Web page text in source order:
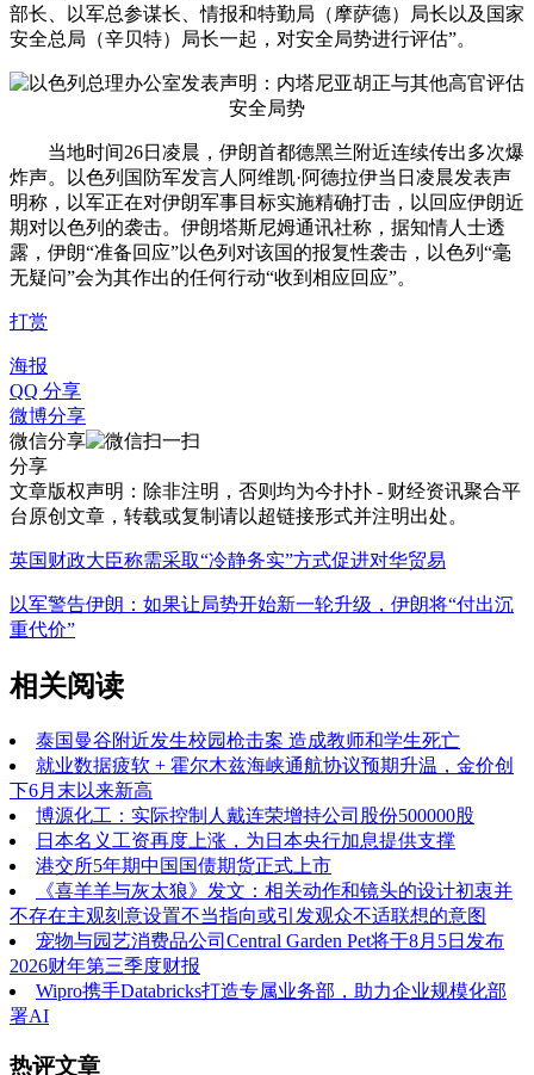
部长、以军总参谋长、情报和特勤局（摩萨德）局长以及国家
安全总局（辛贝特）局长一起，对安全局势进行评估”。
当地时间26日凌晨，伊朗首都德黑兰附近连续传出多次爆
炸声。以色列国防军发言人阿维凯·阿德拉伊当日凌晨发表声
明称，以军正在对伊朗军事目标实施精确打击，以回应伊朗近
期对以色列的袭击。伊朗塔斯尼姆通讯社称，据知情人士透
露，伊朗“准备回应”以色列对该国的报复性袭击，以色列“毫
无疑问”会为其作出的任何行动“收到相应回应”。
打赏
海报
QQ 分享
微博分享
微信分享
分享
文章版权声明：除非注明，否则均为今扑扑 - 财经资讯聚合平
台 原创文章，转载或复制请以超链接形式并注明出处。
英国财政大臣称需采取“冷静务实”方式促进对华贸易
以军警告伊朗：如果让局势开始新一轮升级，伊朗将“付出沉
重代价”
相关阅读
泰国曼谷附近发生校园枪击案 造成教师和学生死亡
就业数据疲软 + 霍尔木兹海峡通航协议预期升温，金价创
下6月末以来新高
博源化工：实际控制人戴连荣增持公司股份500000股
日本名义工资再度上涨，为日本央行加息提供支撑
港交所5年期中国国债期货正式上市
《喜羊羊与灰太狼》发文：相关动作和镜头的设计初衷并
不存在主观刻意设置不当指向或引发观众不适联想的意图
宠物与园艺消费品公司Central Garden Pet将于8月5日发布
2026财年第三季度财报
Wipro携手Databricks打造专属业务部，助力企业规模化部
署AI
热评文章